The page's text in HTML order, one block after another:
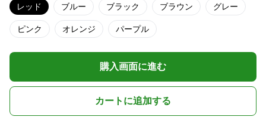
レッド ブルー ブラック ブラウン グレー
ピンク オレンジ パープル
購入画面に進む
カートに追加する